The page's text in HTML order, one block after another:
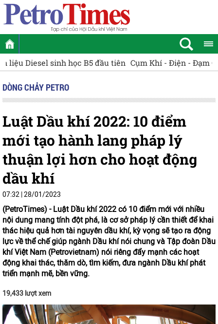
Cụm Khí - Điện - Đạm Cà Mau giữ vai trò chủ lực trong
DÒNG CHẢY PETRO
Luật Dầu khí 2022: 10 điểm
mới tạo hành lang pháp lý
thuận lợi hơn cho hoạt động
dầu khí
07:32 | 28/01/2023
(PetroTimes) - Luật Dầu khí 2022 có 10 điểm mới với nhiều
nội dung mang tính đột phá, là cơ sở pháp lý cần thiết để khai
thác hiệu quả hơn tài nguyên dầu khí, kỳ vọng sẽ tạo ra động
lực về thể chế giúp ngành Dầu khí nói chung và Tập đoàn Dầu
khí Việt Nam (Petrovietnam) nói riêng đẩy mạnh các hoạt
động khai thác, thăm dò, tìm kiếm, đưa ngành Dầu khí phát
triển mạnh mẽ, bền vững.
19,433 lượt xem